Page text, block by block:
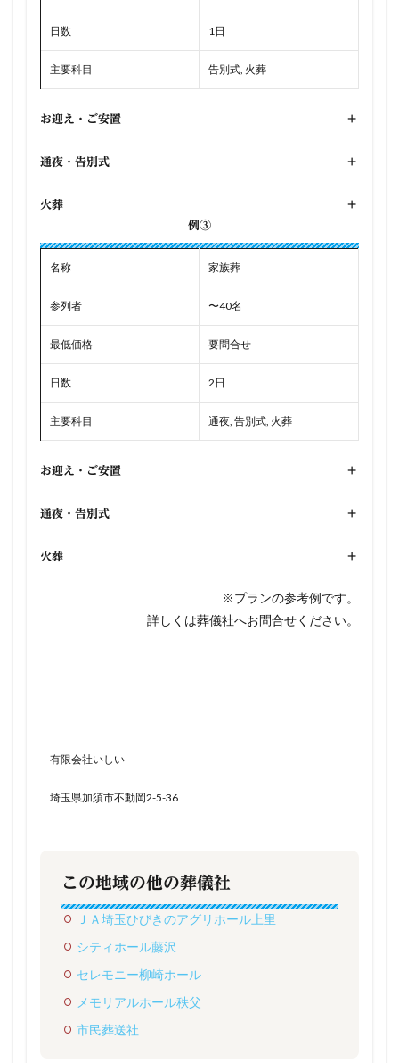
日数 1日
主要科目 告別式, 火葬
お迎え・ご安置 +
通夜・告別式 +
火葬
+
例③
名称 家族葬
参列者 〜40名
最低価格 要問合せ
日数 2日
主要科目 通夜, 告別式, 火葬
お迎え・ご安置 +
通夜・告別式 +
火葬 +
※プランの参考例です。
詳しくは葬儀社へお問合せください。
有限会社いしい
埼玉県加須市不動岡2-5-36
この地域の他の葬儀社
ＪＡ埼玉ひびきのアグリホール上里
シティホール藤沢
セレモニー柳崎ホール
メモリアルホール秩父
市民葬送社